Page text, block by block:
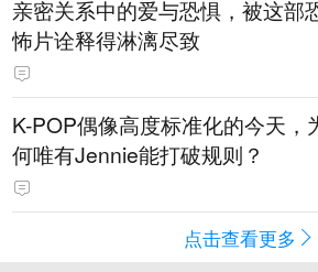
亲密关系中的爱与恐惧，被这部
怖片诠释得淋漓尽致
K-POP偶像高度标准化的今天，
何唯有Jennie能打破规则？
点击查看更多